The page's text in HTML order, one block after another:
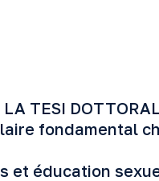
fondamental